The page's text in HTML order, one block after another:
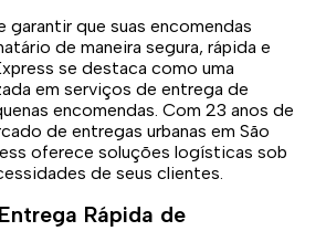
garantir que suas encomendas
de maneira segura, rápida e
se destaca como uma
em serviços de entrega de
encomendas. Com 23 anos de
de entregas urbanas em São
oferece soluções logísticas sob
de seus clientes.
Rápida de